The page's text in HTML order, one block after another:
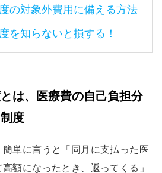
の対象外費用に備える方法
を知らないと損する！
は、医療費の自己負担分
度
単に言うと「同月に支払った医
額になったとき、返ってくる」